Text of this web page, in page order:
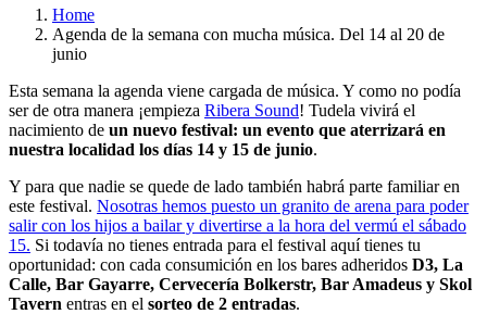
Home
Agenda de la semana con mucha música. Del 14 al 20 de
junio
Esta semana la agenda viene cargada de música. Y como no podía
ser de otra manera ¡empieza Ribera Sound! Tudela vivirá el
nacimiento de un nuevo festival: un evento que aterrizará en
nuestra localidad los días 14 y 15 de junio.
Y para que nadie se quede de lado también habrá parte familiar en
este festival. Nosotras hemos puesto un granito de arena para poder
salir con los hijos a bailar y divertirse a la hora del vermú el sábado
15. Si todavía no tienes entrada para el festival aquí tienes tu
oportunidad: con cada consumición en los bares adheridos D3, La
Calle, Bar Gayarre, Cervecería Bolkerstr, Bar Amadeus y Skol
Tavern entras en el sorteo de 2 entradas.